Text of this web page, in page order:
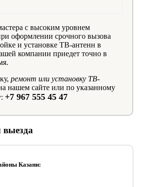
с высоким уровнем
оформлении срочного вызова
и установке ТВ-антенн в
компании приедет точно в
ремонт или установку ТВ-
нашем сайте или по указанному
+7 967 555 45 47
Казани: